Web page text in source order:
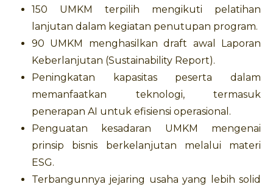
150 UMKM terpilih mengikuti pelatihan
lanjutan dalam kegiatan penutupan program.
90 UMKM menghasilkan draft awal Laporan
Keberlanjutan (Sustainability Report).
Peningkatan kapasitas peserta dalam
memanfaatkan teknologi, termasuk
penerapan AI untuk efisiensi operasional.
Penguatan kesadaran UMKM mengenai
prinsip bisnis berkelanjutan melalui materi
ESG.
Terbangunnya jejaring usaha yang lebih solid